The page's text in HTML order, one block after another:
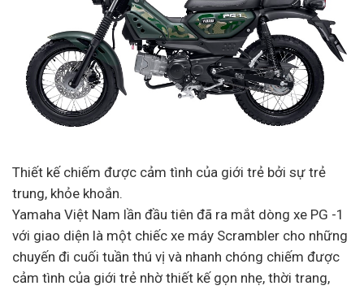
Thiết kế chiếm được cảm tình của giới trẻ bởi sự trẻ
trung, khỏe khoắn.
Yamaha Việt Nam lần đầu tiên đã ra mắt dòng xe PG -1
với giao diện là một chiếc xe máy Scrambler cho những
chuyến đi cuối tuần thú vị và nhanh chóng chiếm được
cảm tình của giới trẻ nhờ thiết kế gọn nhẹ, thời trang,